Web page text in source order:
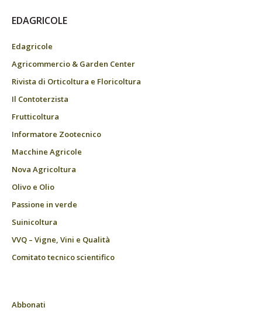
EDAGRICOLE
Edagricole
Agricommercio & Garden Center
Rivista di Orticoltura e Floricoltura
Il Contoterzista
Frutticoltura
Informatore Zootecnico
Macchine Agricole
Nova Agricoltura
Olivo e Olio
Passione in verde
Suinicoltura
VVQ – Vigne, Vini e Qualità
Comitato tecnico scientifico
Abbonati